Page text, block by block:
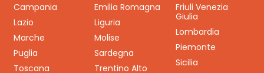
Campania
Emilia Romagna
Friuli Venezia
Giulia
Lazio
Liguria
Lombardia
Marche
Molise
Piemonte
Puglia
Sardegna
Sicilia
Toscana
Trentino Alto